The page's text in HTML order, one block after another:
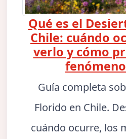
Qué es el
Chile: cuándo
verlo y cómo
Guía completa
Florido en Chile.
cuándo ocurre, los